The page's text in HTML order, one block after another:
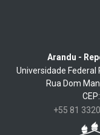
Arandu -
Universidade Federal
Rua Dom
+55 81